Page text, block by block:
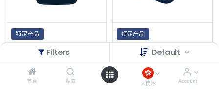
Filters Default
首頁 搜索 人民幣 Account
特定产品
临港耀华双肩包
¥235
特定产品
临港耀华棒球帽
¥90